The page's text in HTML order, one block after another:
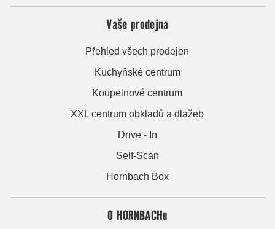
Vaše prodejna
Přehled všech prodejen
Kuchyňské centrum
Koupelnové centrum
XXL centrum obkladů a dlažeb
Drive - In
Self-Scan
Hornbach Box
O HORNBACHu